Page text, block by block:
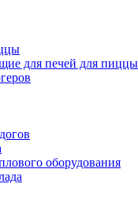
для печей для пиццы
оборудования